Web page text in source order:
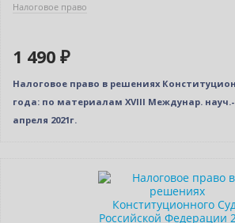
Налоговое право
1 490 ₽
Налоговое право в решениях
года: по материалам XVIII Междунар. науч.-
апреля 2021г.